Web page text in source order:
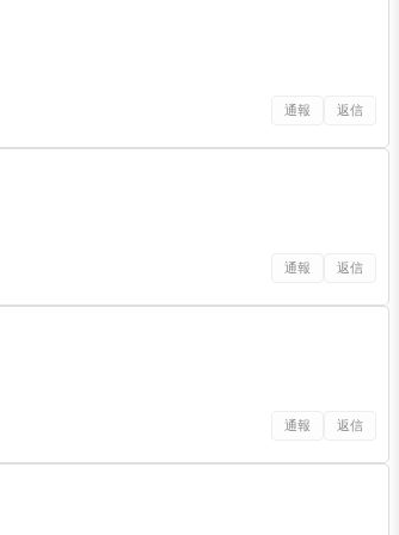
通報 返信
通報 返信
通報 返信